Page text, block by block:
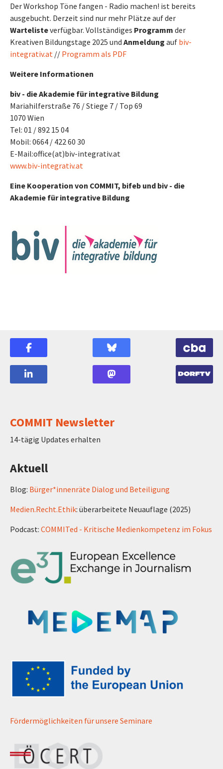
Der Workshop Töne fangen - Radio machen! ist bereits
ausgebucht. Derzeit sind nur mehr Plätze auf der
Wartelisteverfügbar. Vollständiges Programm der
Kreativen Bildungstage 2025 und Anmeldung auf biv-
integrativ.at // Programm als PDF
Weitere Informationen
biv - die Akademie für integrative Bildung
Mariahilferstraße 76 / Stiege 7 / Top 69
1070 Wien
Tel: 01 / 892 15 04
Mobil: 0664 / 422 60 30
E-Mail:office(at)biv-integrativ.at
www.biv-integrativ.at
Eine Kooperation von COMMIT, bifeb und biv - die
Akademie für integrative Bildung
COMMIT Newsletter
14-tägig Updates erhalten
Aktuell
Blog: Bürger*innenräte Dialog und Beteiligung
Medien.Recht.Ethik: überarbeitete Neuauflage (2025)
Podcast: COMMITed - Kritische Medienkompetenz im Fokus
Fördermöglichkeiten für unsere Seminare